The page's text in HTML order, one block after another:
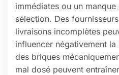
immédiates ou un manque
sélection. Des
livraisons incomplètes
influencer négativement la
des briques
mal dosé peuvent